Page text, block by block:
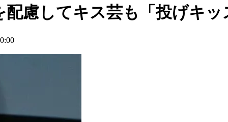
慮してキス芸も「投げキッ